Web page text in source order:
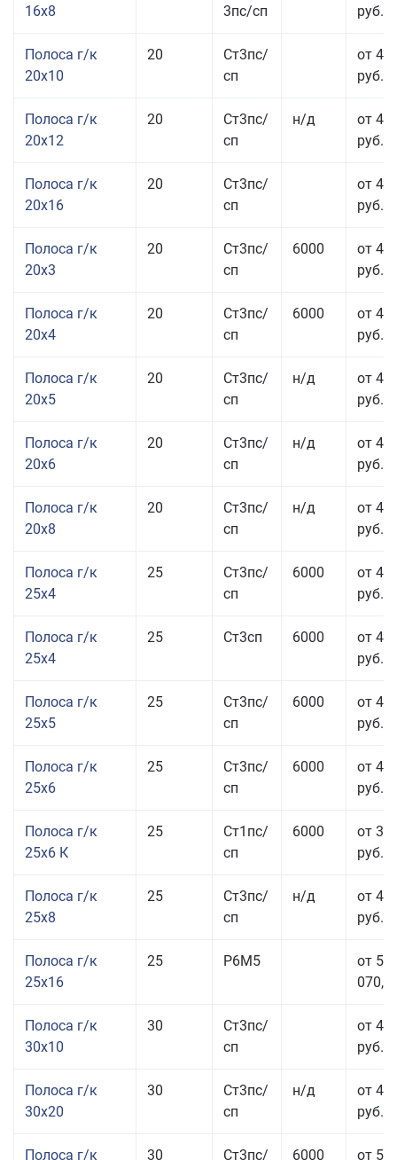
16x8
3пс/сп
руб.
Полоса г/к
20x10
20
Ст3пс/
сп
от 43
руб.
Полоса г/к
20x12
20
Ст3пс/
сп
н/д
от 44
руб.
Полоса г/к
20x16
20
Ст3пс/
сп
от 48
руб.
Полоса г/к
20x3
20
Ст3пс/
сп
6000
от 47
руб.
Полоса г/к
20x4
20
Ст3пс/
сп
6000
от 44
руб.
Полоса г/к
20x5
20
Ст3пс/
сп
н/д
от 43
руб.
Полоса г/к
20x6
20
Ст3пс/
сп
н/д
от 45
руб.
Полоса г/к
20x8
20
Ст3пс/
сп
н/д
от 45
руб.
Полоса г/к
25x4
25
Ст3пс/
сп
6000
от 43
руб.
Полоса г/к
25x4
25 Ст3сп 6000
от 43
руб.
Полоса г/к
25x5
25
Ст3пс/
сп
6000
от 42
руб.
Полоса г/к
25x6
25
Ст3пс/
сп
6000
от 44
руб.
Полоса г/к
25x6 К
25
Ст1пс/
сп
6000
от 35
руб.
Полоса г/к
25x8
25
Ст3пс/
сп
н/д
от 44
руб.
Полоса г/к
25x16
25 Р6М5
от
Полоса г/к
30x10
30
Ст3пс/
сп
от 46
руб.
Полоса г/к
30x20
30
Ст3пс/
сп
н/д
от 44
руб.
Полоса г/к 30 Ст3пс/ 6000 от 50